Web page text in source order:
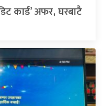
कार्ड’ अफर, घरबाटै